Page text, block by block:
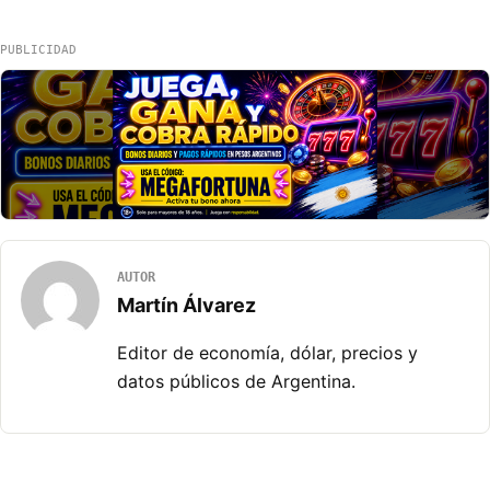
PUBLICIDAD
AUTOR
Martín Álvarez
Editor de economía, dólar, precios y
datos públicos de Argentina.